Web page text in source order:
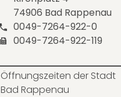
74906 Bad Rappenau
0049-7264-922-0
0049-7264-922-119
Öffnungszeiten der Stadt
Bad Rappenau